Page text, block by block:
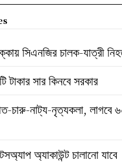
সিএনজির চালক-যাত্রী
সার কিনবে সরকার
চারু-নাট্য-নৃত্যকলা, লাগবে
অ্যাকাউন্ট চালানো যাবে